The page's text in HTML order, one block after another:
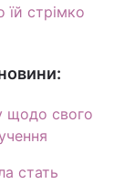
їй стрімко
щодо свого
стать